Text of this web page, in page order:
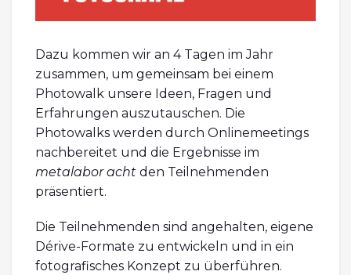
Dazu kommen wir an 4 Tagen im Jahr
zusammen, um gemeinsam bei einem
Photowalk unsere Ideen, Fragen und
Erfahrungen auszutauschen. Die
Photowalks werden durch Onlinemeetings
nachbereitet und die Ergebnisse im
metalabor acht den Teilnehmenden
präsentiert.
Die Teilnehmenden sind angehalten, eigene
Dérive-Formate zu entwickeln und in ein
fotografisches Konzept zu überführen.